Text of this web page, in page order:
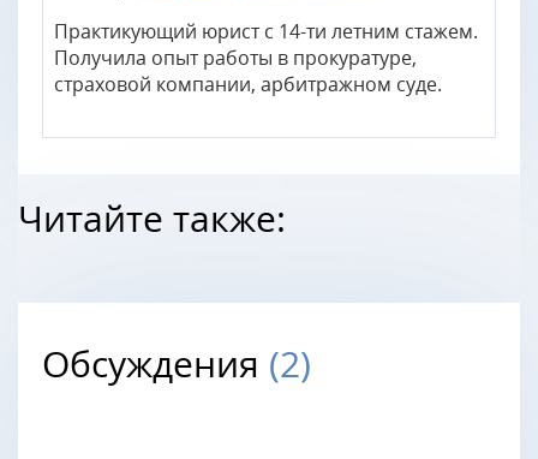
Практикующий юрист с 14-ти летним стажем.
Получила опыт работы в прокуратуре,
страховой компании, арбитражном суде.
Читайте также:
Обсуждения (2)